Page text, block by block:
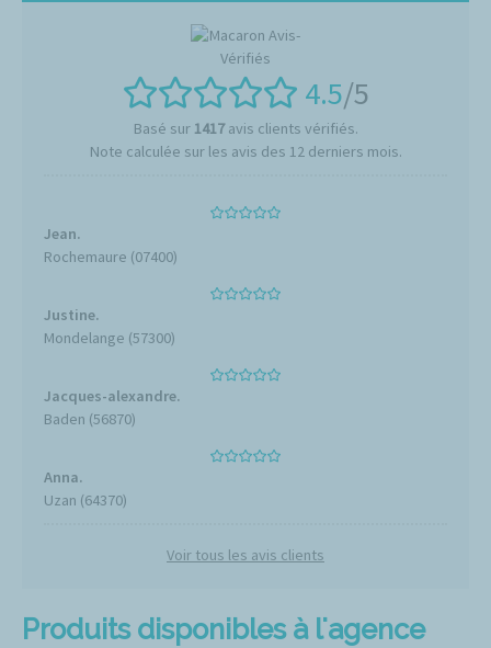
Produits disponibles à l'agence
4.5/5
Basé sur 1417avis clients vérifiés.
Note calculée sur les avis des 12 derniers mois.
Jean.
Rochemaure (07400)
Justine.
Mondelange (57300)
Jacques-alexandre.
Baden (56870)
Anna.
Uzan (64370)
Voir tous les avis clients